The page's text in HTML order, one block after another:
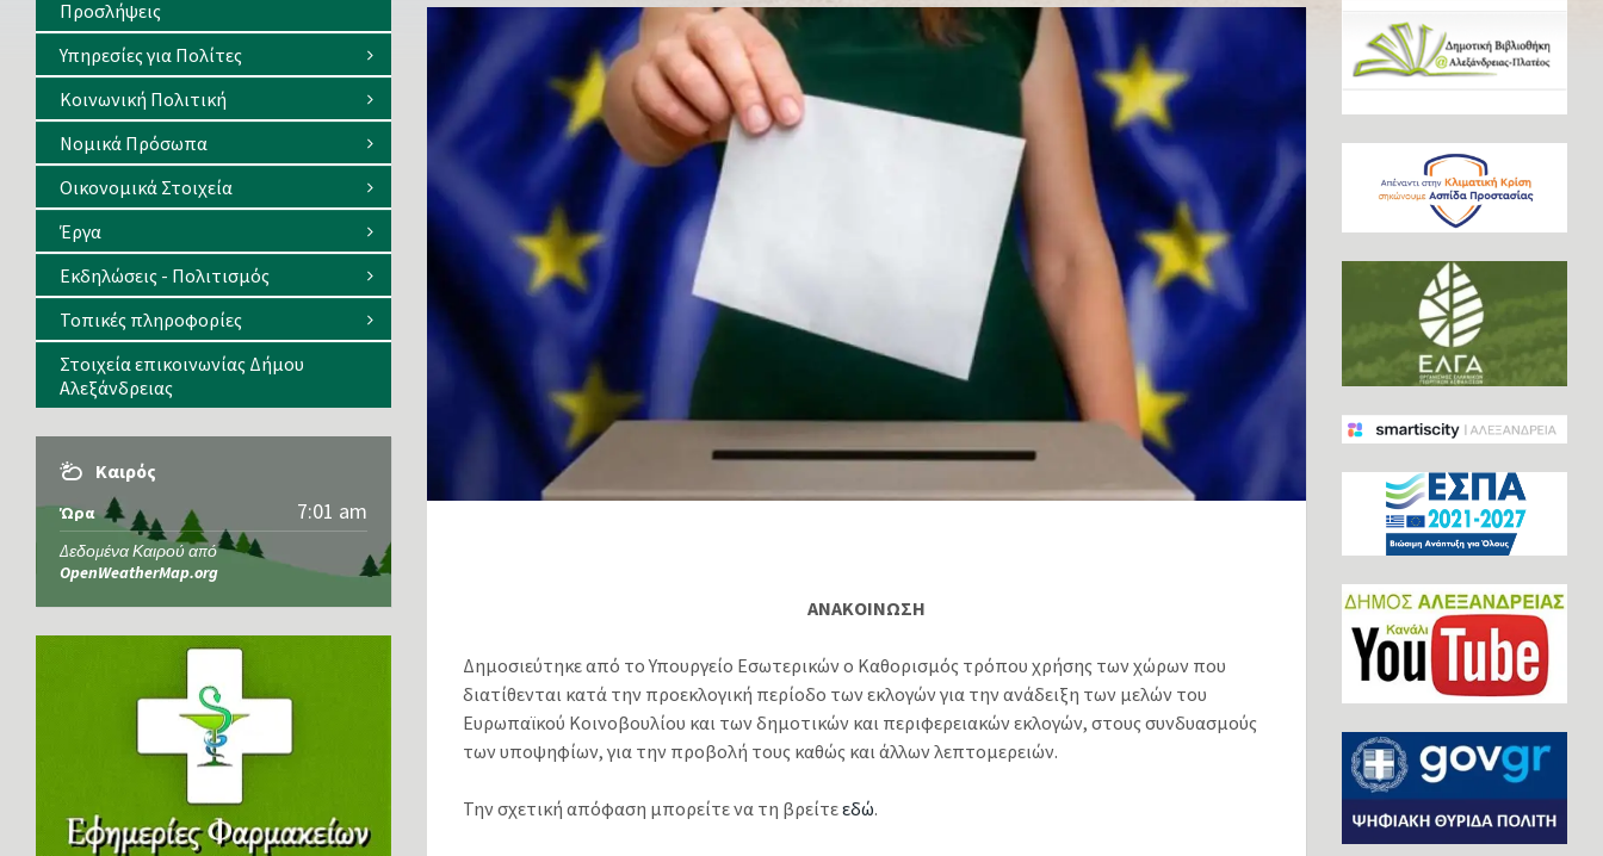
ΑΝΑΚΟΙΝΩΣΗ
Δημοσιεύτηκε από το Υπουργείο Εσωτερικών ο Καθορισµός τρόπου χρήσης των χώρων που
διατίθενται κατά την προεκλογική περίοδο των εκλογών για την ανάδειξη των µελών του
Ευρωπαϊκού Κοινοβουλίου και των δηµοτικών και περιφερειακών εκλογών, στους συνδυασµούς
των υποψηφίων, για την προβολή τους καθώς και άλλων λεπτοµερειών.
Την σχετική απόφαση μπορείτε να τη βρείτεεδώ.
Προσλήψεις
Υπηρεσίες για Πολίτες
Κοινωνική Πολιτική
Νομικά Πρόσωπα
Οικονομικά Στοιχεία
Έργα
Εκδηλώσεις - Πολιτισμός
Τοπικές πληροφορίες
Στοιχεία επικοινωνίας Δήμου
Αλεξάνδρειας
Καιρός
Ώρα 7:01 am
Δεδομένα Καιρού από
OpenWeatherMap.org